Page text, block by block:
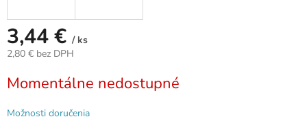
3,44 € / ks
2,80 € bez DPH
cena:
Momentálne nedostupné
Možnosti doručenia